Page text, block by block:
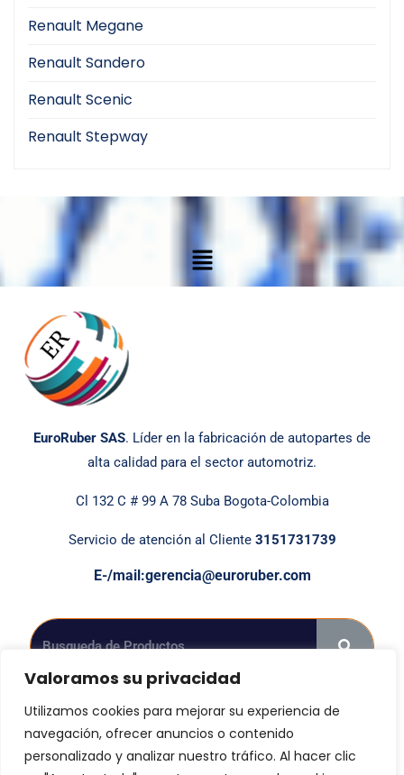
Valoramos su privacidad
Utilizamos cookies para mejorar su experiencia de
navegación, ofrecer anuncios o contenido
personalizado y analizar nuestro tráfico. Al hacer clic
Renault Megane
Renault Sandero
Renault Scenic
Renault Stepway
EuroRuber SAS. Líder en la fabricación de autopartes de
alta calidad para el sector automotriz.
Cl 132 C # 99 A 78 Suba Bogota-Colombia
Servicio de atención al Cliente 3151731739
E-/mail:gerencia@euroruber.com
Síguenos en las Redes Sociales.